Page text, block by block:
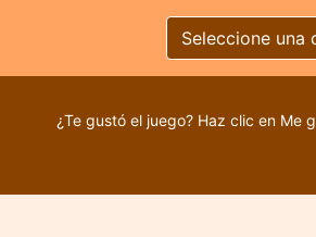
Seleccione una
¿Te gustó el juego? Haz clic en Me